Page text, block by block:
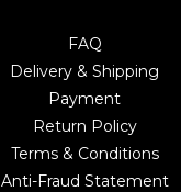
FAQ
Delivery & Shipping
Payment
Return Policy
Terms & Conditions
Anti-Fraud Statement